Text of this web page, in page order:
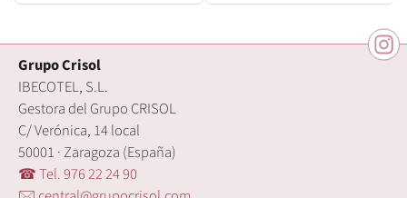
Grupo Crisol
IBECOTEL, S.L.
Gestora del Grupo CRISOL
C/ Verónica, 14 local
50001 · Zaragoza (España)
☎ Tel. 976 22 24 90